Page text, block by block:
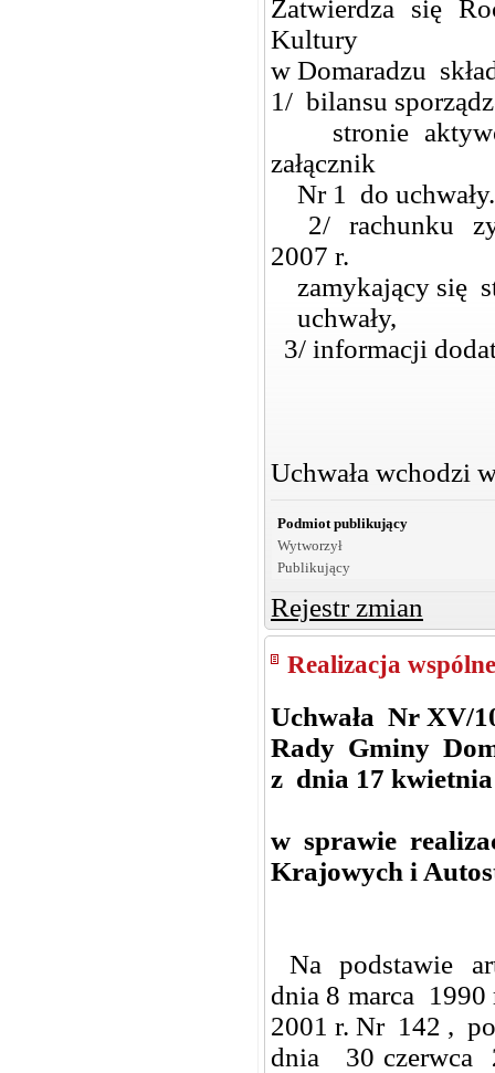
Zatwierdza się
Kultury
w Domaradzu
1/ bilansu
stronie
załącznik
Nr 1 do
2/ rachunku
2007 r.
zamykający się
uchwały,
3/ informacji
Uchwała wchodzi
Podmiot publikujący
Wytworzył
Publikujący
Rejestr zmian
Realizacja
Uchwała Nr XV/
Rady Gminy
z dnia 17
w sprawie
Krajowych i
Na podstawie
dnia 8 marca
2001 r. Nr 142 ,
dnia 30 czerwca